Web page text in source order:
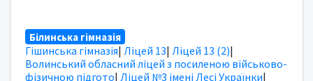
Білинська гімназія
Гішинська гімназія| Ліцей 13| Ліцей 13 (2)|
Волинський обласний ліцей з посиленою військово-
фізичною підгото| Ліцей №3 імені Лесі Українки|